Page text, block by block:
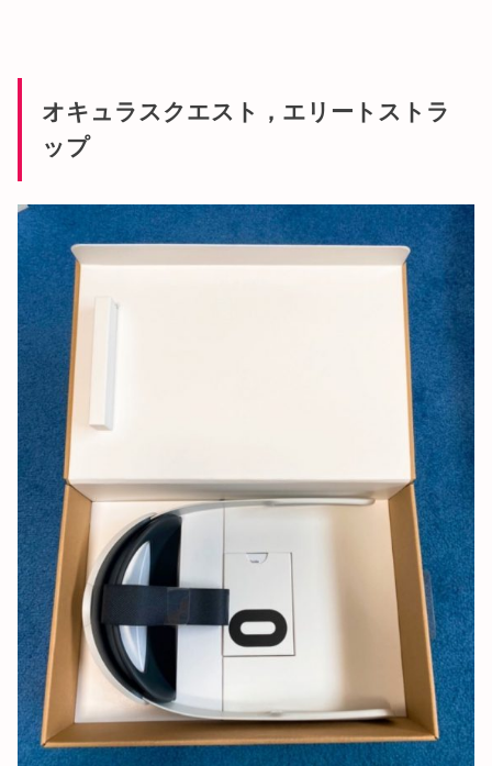
オキュラスクエスト，エリートストラ
ップ